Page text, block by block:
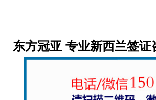
东方冠亚 专业新西兰签证